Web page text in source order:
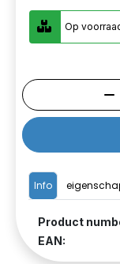
Info
Product
EAN:
Op